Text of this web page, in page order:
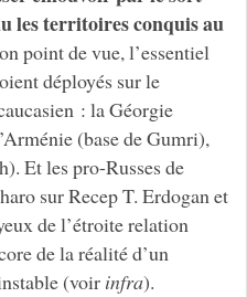
les territoires conquis au
point de vue, l’essentiel
déployés sur le
: la Géorgie
(base de Gumri),
Et les pro-Russes de
sur Recep T. Erdogan et
de l’étroite relation
de la réalité d’un
(voir infra).